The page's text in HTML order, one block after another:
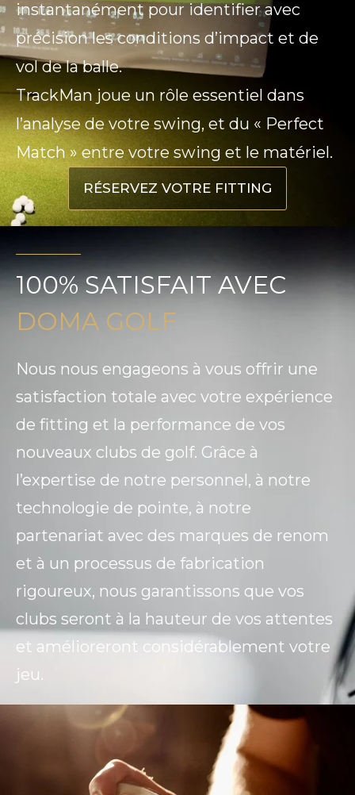
instantanément pour identifier avec
précision les conditions d’impact et de
vol de la balle.
TrackMan joue un rôle essentiel dans
l’analyse de votre swing, et du « Perfect
Match » entre votre swing et le matériel.
RÉSERVEZ VOTRE FITTING
100% SATISFAIT AVEC
DOMA GOLF
Nous nous engageons à vous offrir une
satisfaction totale avec votre expérience
de fitting et la performance de vos
nouveaux clubs de golf. Grâce à
l’expertise de notre personnel, à notre
technologie de pointe, à notre
partenariat avec des marques de renom
et à un processus de fabrication
rigoureux, nous garantissons que vos
clubs seront à la hauteur de vos attentes
et amélioreront considérablement votre
jeu.